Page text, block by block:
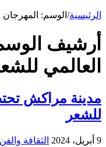
الرئيسية/ الوسم: المهرجان
أرشيف
العالمي
مدينة مراكش
للشعر
9 أبريل، 2024 الثقافة والفن